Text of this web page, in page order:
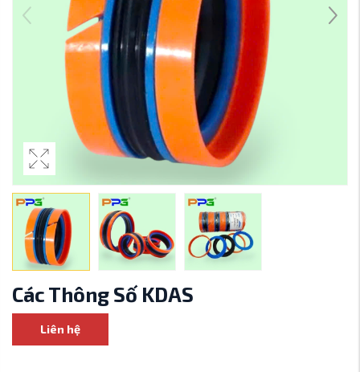
Các Thông Số KDAS
Liên hệ